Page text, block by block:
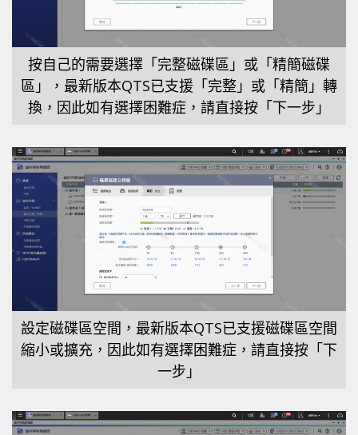
按自己的需要選擇「完整磁碟區」或「精簡磁碟
區」，最新版本QTS已支援「完整」或「精簡」轉
換，因此如有選擇困難症，請直接按「下一步」
設定磁碟區空間，最新版本QTS已支援磁碟區空間
縮小或擴充，因此如有選擇困難症，請直接按「下
一步」